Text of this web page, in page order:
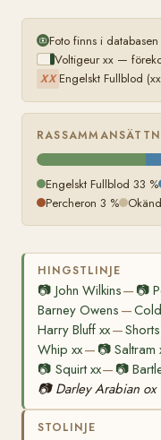
Foto finns i databasen
Voltigeur xx —
XX Engelskt Fullblod
Engelskt Fullblod 33 %
Percheron 3 %
HINGSTLINJE
📷 John Wilkins— 📷
Barney Owens —
Harry Bluff xx—
Whip xx— 📷Saltram
📷 Squirt xx— 📷
📷 Darley Arabian ox
STOLINJE